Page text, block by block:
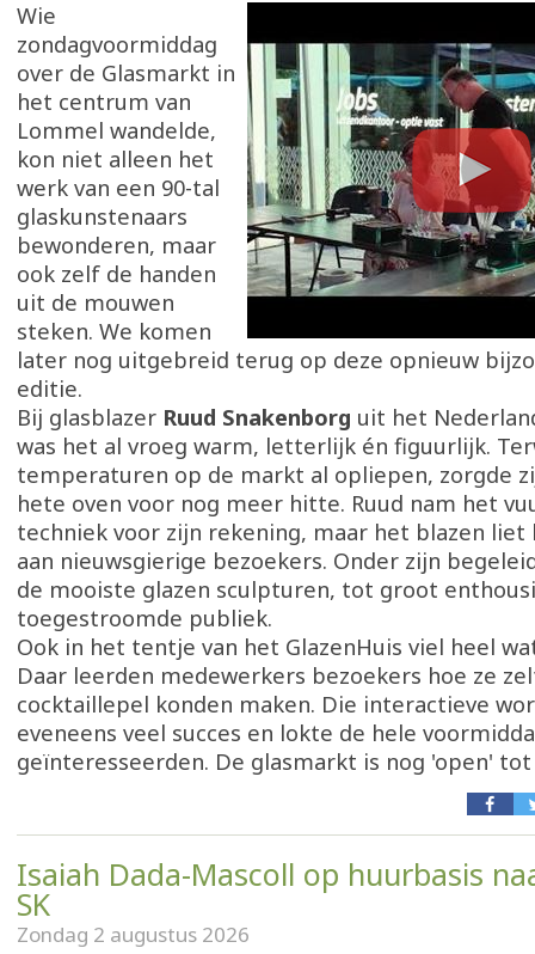
Wie
zondagvoormiddag
over de Glasmarkt in
het centrum van
Lommel wandelde,
kon niet alleen het
werk van een 90-tal
glaskunstenaars
bewonderen, maar
ook zelf de handen
uit de mouwen
steken. We komen
later nog uitgebreid terug op deze opnieuw
editie.
Bij glasblazer Ruud Snakenborg uit het
was het al vroeg warm, letterlijk én figuurlijk.
temperaturen op de markt al opliepen, zorgde
hete oven voor nog meer hitte. Ruud nam het
techniek voor zijn rekening, maar het blazen liet
aan nieuwsgierige bezoekers. Onder zijn
de mooiste glazen sculpturen, tot groot
toegestroomde publiek.
Ook in het tentje van het GlazenHuis viel heel
Daar leerden medewerkers bezoekers hoe ze
cocktaillepel konden maken. Die interactieve
eveneens veel succes en lokte de hele
geïnteresseerden. De glasmarkt is nog 'open' tot
Isaiah Dada-Mascoll op huurbasis
SK
Zondag 2 augustus 2026